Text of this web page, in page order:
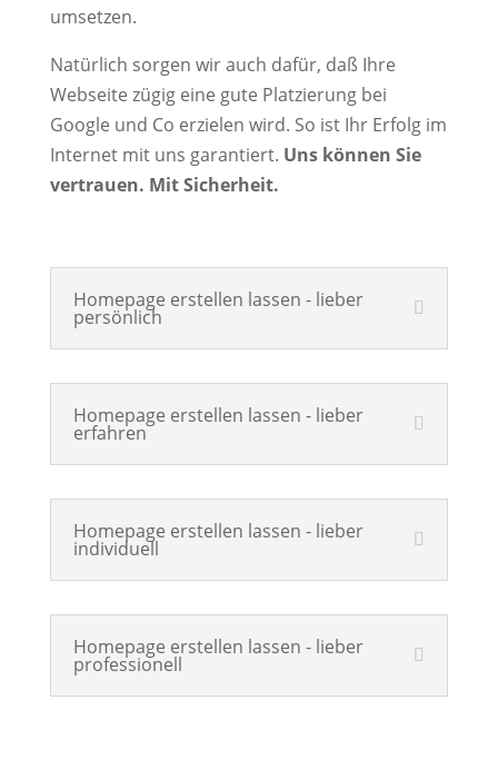
umsetzen.
Natürlich sorgen wir auch dafür, daß Ihre
Webseite zügig eine gute Platzierung bei
Google und Co erzielen wird. So ist Ihr Erfolg im
Internet mit uns garantiert. Uns können Sie
vertrauen. Mit Sicherheit.
Homepage erstellen lassen - lieber
persönlich
Homepage erstellen lassen - lieber
erfahren
Homepage erstellen lassen - lieber
individuell
Homepage erstellen lassen - lieber
professionell